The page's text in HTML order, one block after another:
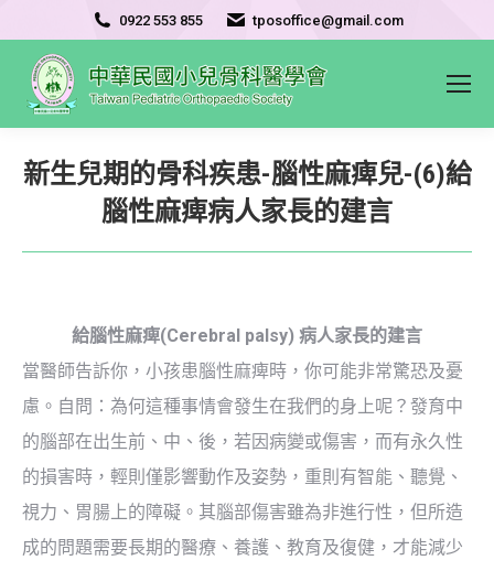
0922 553 855 tposoffice@gmail.com
新生兒期的骨科疾患-腦性麻痺兒-(6)給
腦性麻痺病人家長的建言
給腦性麻痺(Cerebral palsy) 病人家長的建言
當醫師告訴你，小孩患腦性麻痺時，你可能非常驚恐及憂
慮。自問：為何這種事情會發生在我們的身上呢？發育中
的腦部在出生前、中、後，若因病變或傷害，而有永久性
的損害時，輕則僅影響動作及姿勢，重則有智能、聽覺、
視力、胃腸上的障礙。其腦部傷害雖為非進行性，但所造
成的問題需要長期的醫療、養護、教育及復健，才能減少